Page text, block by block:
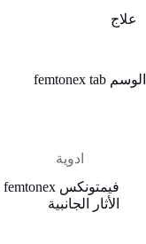
إلىعلاج
الوسم
ادوية
الأثار الجانبية